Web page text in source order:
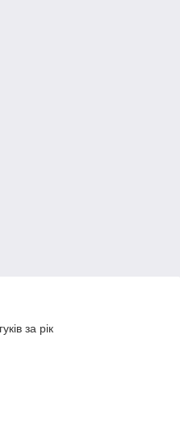
за рік